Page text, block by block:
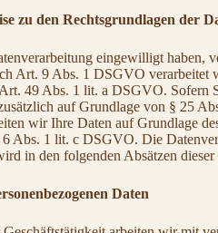
zu den Rechtsgrundlagen der
eingewilligt haben,
Art. 9 Abs. 1 DSGVO verarbeitet
49 Abs. 1 lit. a DSGVO. Sofern
auf Grundlage von § 25
wir Ihre Daten auf Grundlage
Abs. 1 lit. c DSGVO. Die
in den folgenden Absätzen
Daten